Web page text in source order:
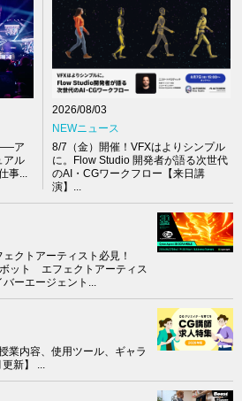
ア
アル
事...
2026/08/03
NEWニュース
8/7（金）開催！VFXはよりシンプル
に。Flow Studio 開発者が語る次世代
のAI・CGワークフロー【来日講
演】...
ェクトアーティスト必見！
ット エフェクトアーティス
バーエージェント...
業内容、使用ツール、ギャラ
新】 ...